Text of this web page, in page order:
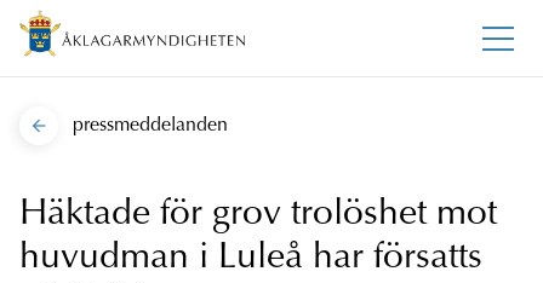
pressmeddelanden
Häktade för grov trolöshet mot
huvudman i Luleå har försatts